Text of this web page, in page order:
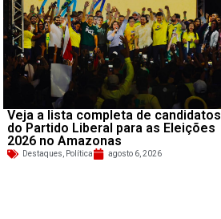
Veja a lista completa de candidatos
do Partido Liberal para as Eleições
2026 no Amazonas
Destaques, Política agosto 6, 2026